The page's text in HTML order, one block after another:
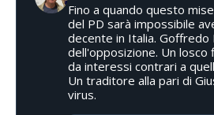
Fino a quando questo
del PD sarà impossibile
decente in Italia.
dell'opposizione. Un
da interessi contrari a
Un traditore alla pari di
virus.